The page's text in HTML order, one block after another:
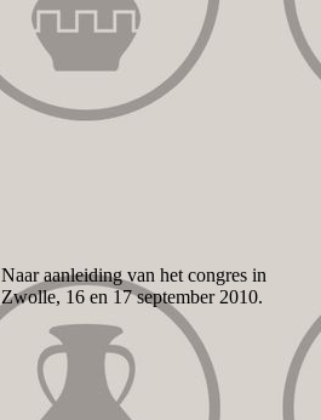
Naar aanleiding van het congres in
Zwolle, 16 en 17 september 2010.